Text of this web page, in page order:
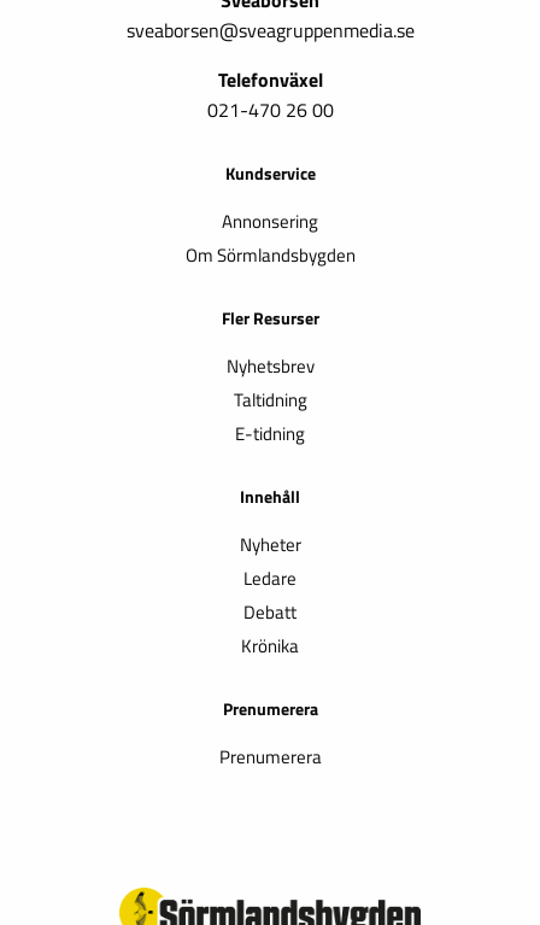
sveaborsen@sveagruppenmedia.se
Telefonväxel
021-470 26 00
Kundservice
Annonsering
Om Sörmlandsbygden
Fler Resurser
Nyhetsbrev
Taltidning
E-tidning
Innehåll
Nyheter
Ledare
Debatt
Krönika
Prenumerera
Prenumerera